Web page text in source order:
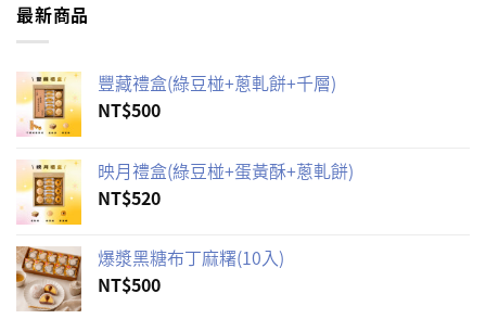
最新商品
豐藏禮盒(綠豆椪+蔥軋餅+千層)
NT$500
映月禮盒(綠豆椪+蛋黃酥+蔥軋餅)
NT$520
爆漿黑糖布丁麻糬(10入)
NT$500